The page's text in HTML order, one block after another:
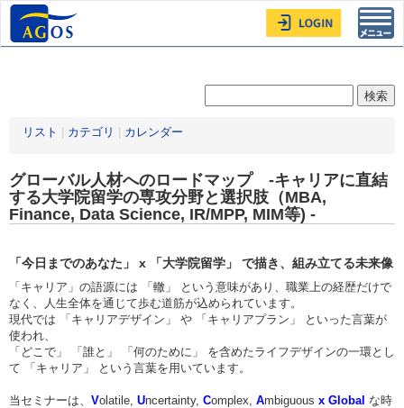
リスト カテゴリ カレンダー
グローバル人材へのロードマップ -キャリアに直結
する大学院留学の専攻分野と選択肢（MBA,
Finance, Data Science, IR/MPP, MIM等) -
「今日までのあなた」 x 「大学院留学」 で描き、組み立てる未来像
「キャリア」の語源には 「轍」 という意味があり、職業上の経歴だけで
なく、人生全体を通じて歩む道筋が込められています。
現代では 「キャリアデザイン」 や 「キャリアプラン」 といった言葉が
使われ、
「どこで」 「誰と」 「何のために」 を含めたライフデザインの一環とし
て 「キャリア」 という言葉を用いています。
当セミナーは、 Volatile, Uncertainty, Complex, Ambiguous x Global な時